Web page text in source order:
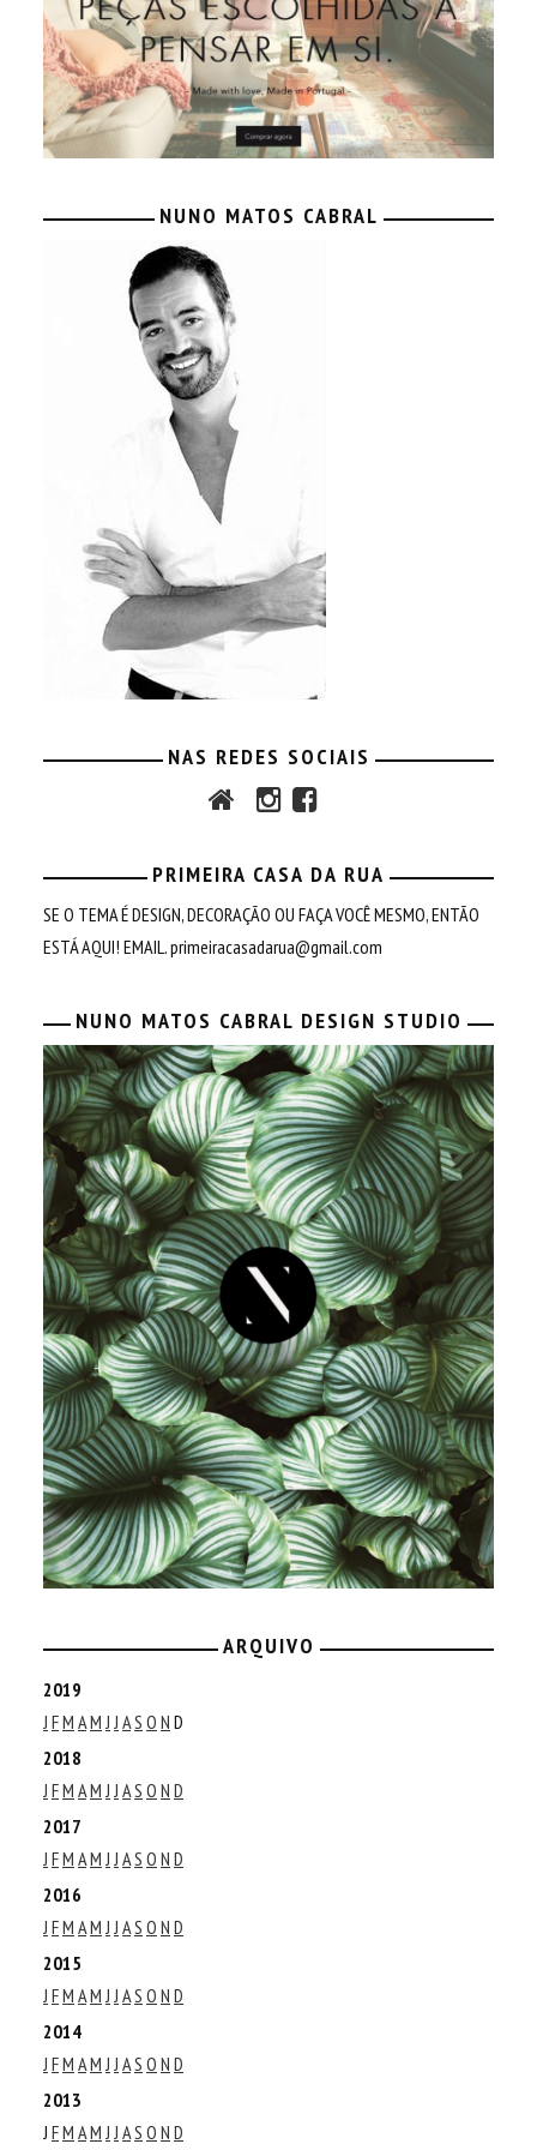
NUNO MATOS CABRAL
NAS REDES SOCIAIS
PRIMEIRA CASA DA RUA
SE O TEMA É DESIGN, DECORAÇÃO OU FAÇA VOCÊ MESMO, ENTÃO
ESTÁ AQUI! EMAIL.primeiracasadarua@gmail.com
NUNO MATOS CABRAL DESIGN STUDIO
ARQUIVO
2019
J FM AM J J AS O N D
2018
J FM AM J J AS O N D
2017
J FM AM J J AS O N D
2016
J FM AM J J AS O N D
2015
J FM AM J J AS O N D
2014
J FM AM J J AS O N D
2013
J FM AM J J AS O N D